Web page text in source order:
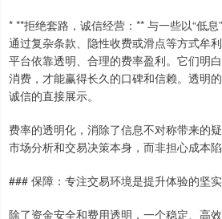
* **拒绝套路，诚信经营：** 与一些以“低息
通过复杂条款、隐性收费或滑点等方式牟
平台依靠透明、合理的费率盈利。它们明
消费，才能赢得长久的口碑和信赖。透明
诚信的直接展示。
费率的透明化，消除了信息不对称带来的
市场分析和交易决策本身，而非担心成本陷
### 保障：专注交易环境是提升体验的坚
除了资金安全和费用透明，一个稳定、高